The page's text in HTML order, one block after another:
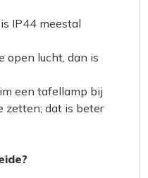
IP44 meestal
open lucht, dan is
een tafellamp bij
zetten; dat is beter